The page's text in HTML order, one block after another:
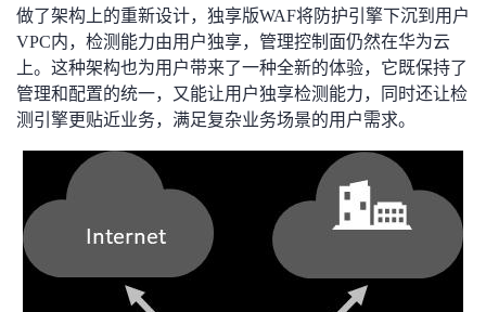
做了架构上的重新设计，独享版WAF将防护引擎下沉到用户
VPC内，检测能力由用户独享，管理控制面仍然在华为云
上。这种架构也为用户带来了一种全新的体验，它既保持了
管理和配置的统一，又能让用户独享检测能力，同时还让检
测引擎更贴近业务，满足复杂业务场景的用户需求。